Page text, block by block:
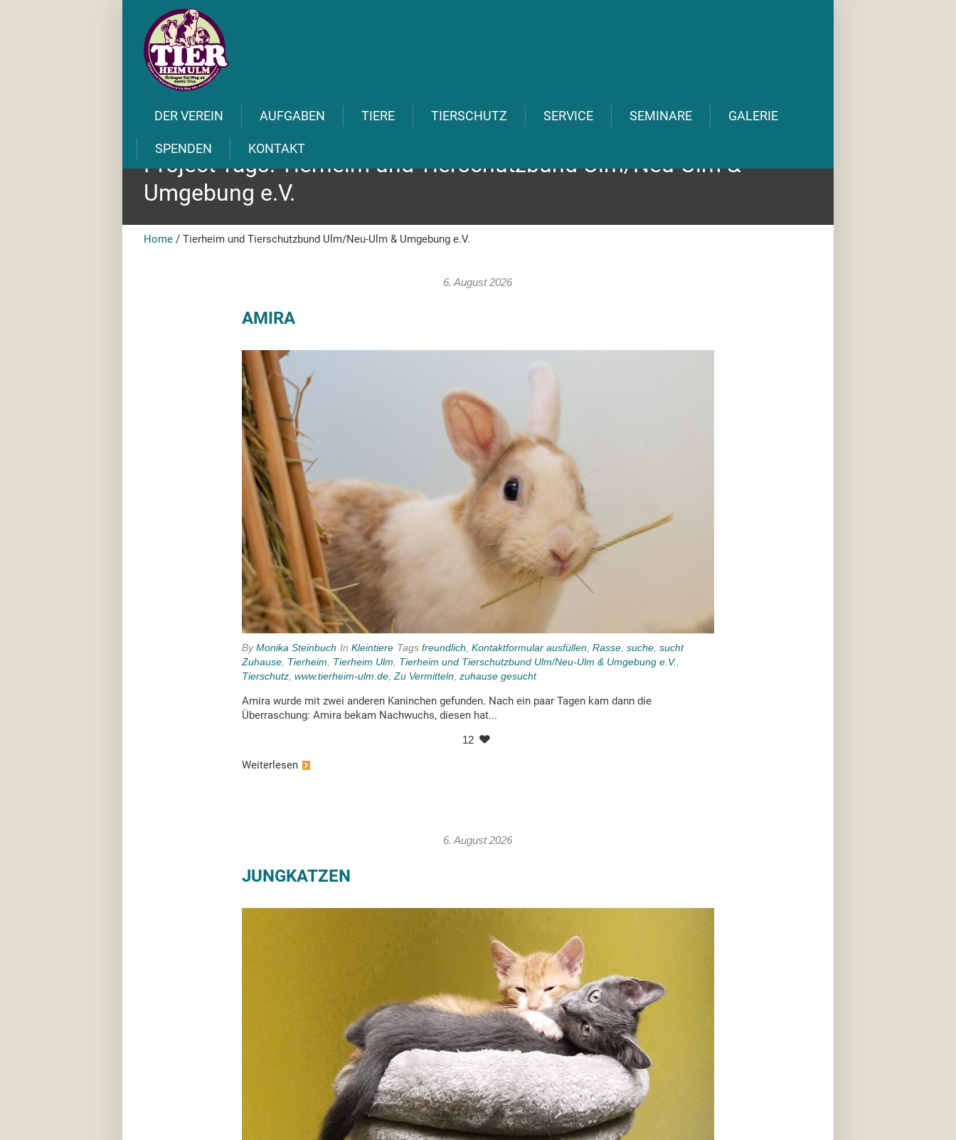
DER VEREIN AUFGABEN TIERE TIERSCHUTZ SERVICE SEMINARE GALERIE
SPENDEN KONTAKT
Project Tags:Tierheim und Tierschutzbund Ulm/Neu-Ulm &
Umgebung e.V.
Home / Tierheim und Tierschutzbund Ulm/Neu-Ulm & Umgebung e.V.
6. August 2026
AMIRA
ByMonika Steinbuch In Kleintiere Tags freundlich Kontaktformular ausfüllen, Rasse, suche, sucht
Zuhause, Tierheim Tierheim Ulm Tierheim und Tierschutzbund Ulm/Neu-Ulm & Umgebung e.V.
Tierschutz, www.tierheim-ulm.de, Zu Vermitteln, zuhause gesucht
Amira wurde mit zwei anderen Kaninchen gefunden. Nach ein paar Tagen kam dann die
Überraschung: Amira bekam Nachwuchs, diesen hat...
12
Weiterlesen
6. August 2026
JUNGKATZEN